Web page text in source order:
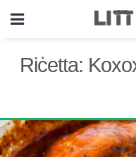
Riċetta: